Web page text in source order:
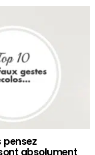
pensez
absolument